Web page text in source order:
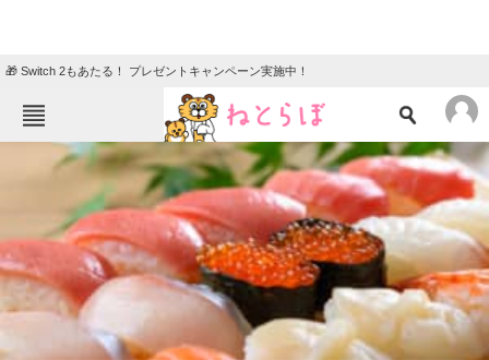
🎁 Switch 2もあたる！ プレゼントキャンペーン実施中！
ねとらぼメニュー
ニュース
エンタメ クイズ
グルメ 地域
住まい
動物 リサーチ